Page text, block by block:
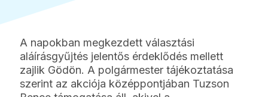
A napokban megkezdett választási
aláírásgyűjtés jelentős érdeklődés mellett
zajlik Gödön. A polgármester tájékoztatása
szerint az akciója középpontjában Tuzson